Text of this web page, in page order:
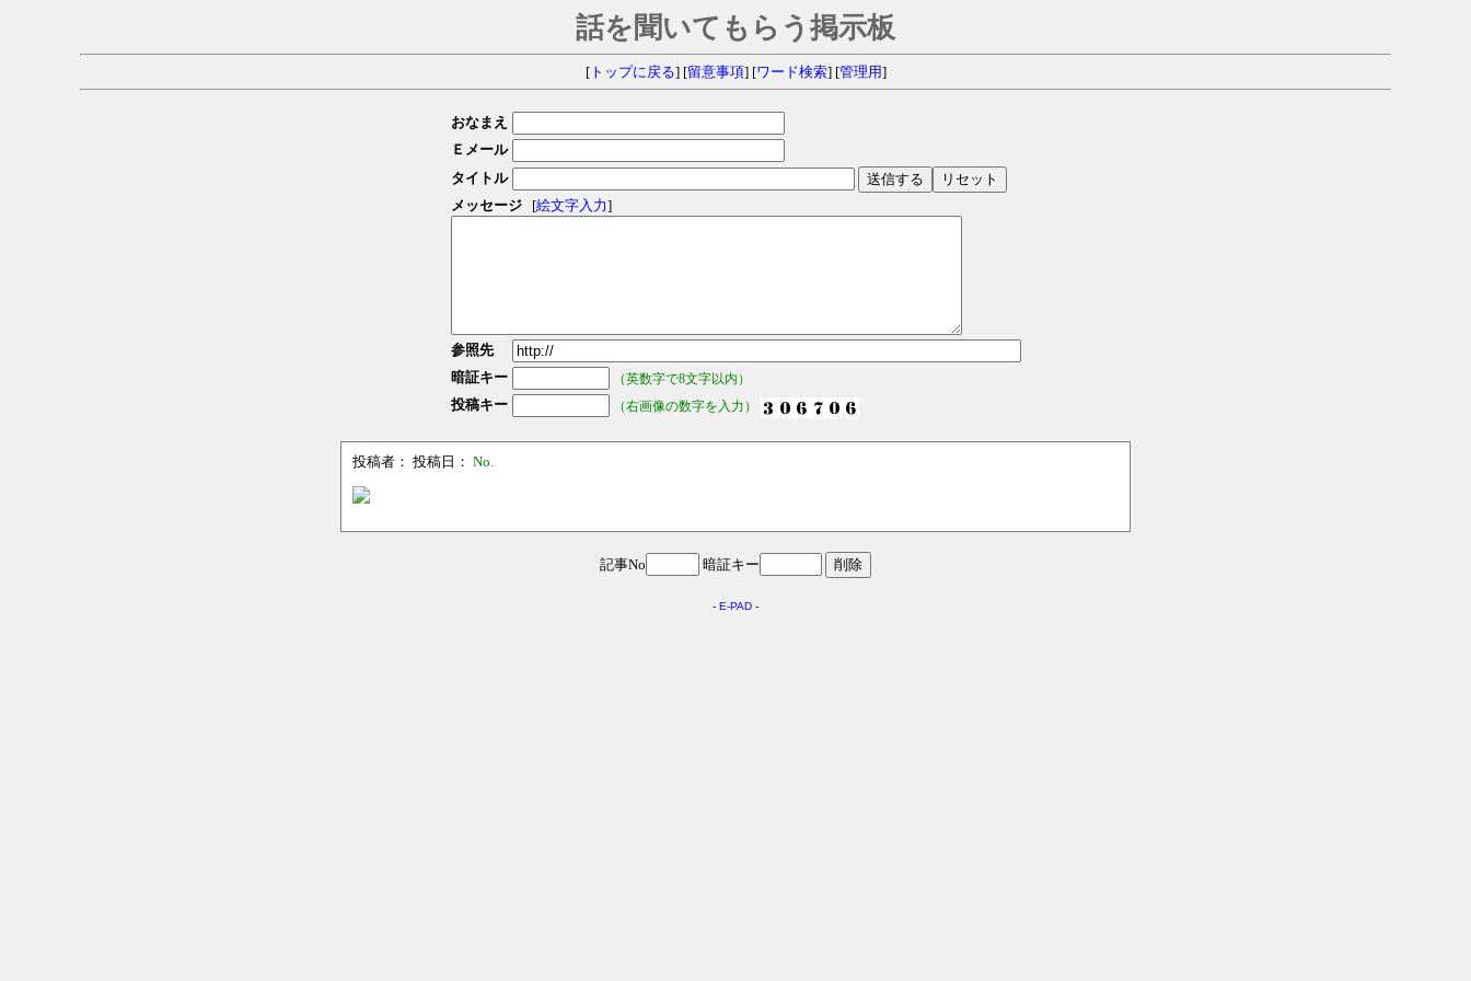
話を聞いてもらう掲示板
[トップに戻る] [留意事項] [ワード検索] [管理用]
おなまえ
Ｅメール
タイトル
メッセージ
[絵文字入力]
参照先
暗証キー
（英数字で8文字以内）
投稿キー （右画像の数字を入力）
投稿者： 投稿日： No.
記事No 暗証キー
- E-PAD -